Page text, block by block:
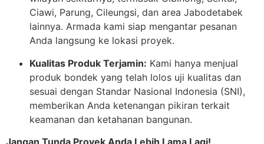
Ciawi, Parung, Cileungsi, dan area Jabodetabek
lainnya. Armada kami siap mengantar pesanan
Anda langsung ke lokasi proyek.
Kualitas Produk Terjamin: Kami hanya menjual
produk bondek yang telah lolos uji kualitas dan
sesuai dengan Standar Nasional Indonesia (SNI),
memberikan Anda ketenangan pikiran terkait
keamanan dan ketahanan bangunan.